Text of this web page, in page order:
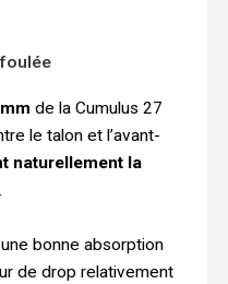
de la Cumulus 27
le talon et l’avant-
naturellement la
.
bonne absorption
de drop relativement